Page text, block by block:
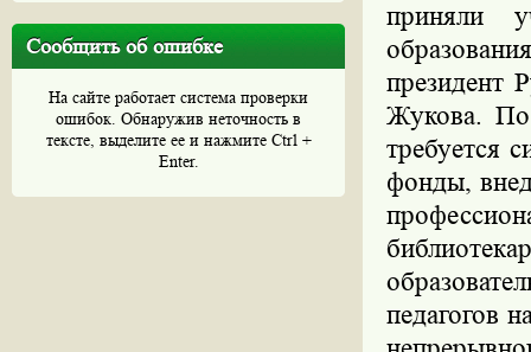
Сообщить об ошибке
На сайте работает система проверки
ошибок. Обнаружив неточность в
тексте, выделите ее и нажмите Ctrl +
Enter.
приняли
президент
Жукова. По
требуется
фонды,
педагогов